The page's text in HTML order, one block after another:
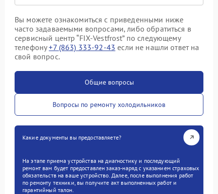
Вы можете ознакомиться с приведенными ниже
часто задаваемыми вопросами, либо обратиться в
сервисный центр “FIX-Vestfrost” по следующему
телефону+7 (863) 333-92-43 если не нашли ответ на
свой вопрос.
Общие вопросы
Вопросы по ремонту холодильников
Какие документы вы предоставляете?
На этапе приема устройства на диагностику и последующий
ремонт вам будет предоставлен заказ-наряд с указанием страховых
обязательств на ваше устройство. Далее, после выполнения работ
по ремонту техники, вы получите акт выполненных работ и
гарантийный талон.